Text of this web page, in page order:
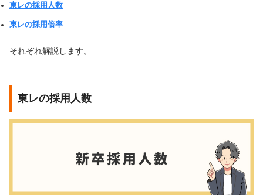
東レの採用人数
東レの採用倍率
それぞれ解説します。
東レの採用人数